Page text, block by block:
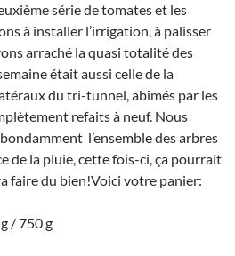
série de tomates et les
à installer l’irrigation, à palisser
arraché la quasi totalité des
était aussi celle de la
du tri-tunnel, abîmés par les
refaits à neuf. Nous
l’ensemble des arbres
de la pluie, cette fois-ci, ça pourrait
faire du bien!Voici votre panier:
/ 750 g